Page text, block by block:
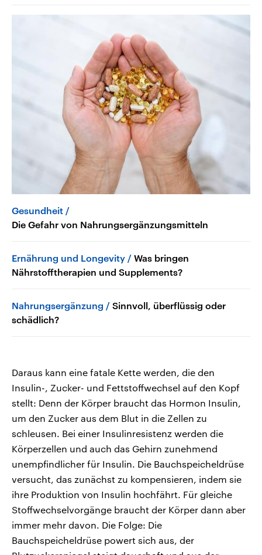
Gesundheit
Die Gefahr von Nahrungsergänzungsmitteln
Ernährung und Longevity
Was bringen
Nährstofftherapien und Supplements?
Nahrungsergänzung
Sinnvoll, überflüssig oder
schädlich?
Daraus kann eine fatale Kette werden, die den
Insulin-, Zucker- und Fettstoffwechsel auf den Kopf
stellt: Denn der Körper braucht das Hormon Insulin,
um den Zucker aus dem Blut in die Zellen zu
schleusen. Bei einer Insulinresistenz werden die
Körperzellen und auch das Gehirn zunehmend
unempfindlicher für Insulin. Die Bauchspeicheldrüse
versucht, das zunächst zu kompensieren, indem sie
ihre Produktion von Insulin hochfährt. Für gleiche
Stoffwechselvorgänge braucht der Körper dann aber
immer mehr davon. Die Folge: Die
Bauchspeicheldrüse powert sich aus, der